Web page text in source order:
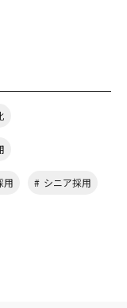
用 シニア採用